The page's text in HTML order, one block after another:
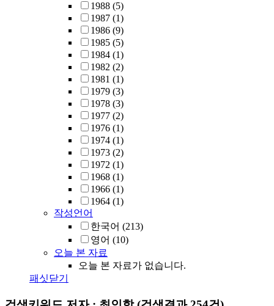
1988 (5)
1987 (1)
1986 (9)
1985 (5)
1984 (1)
1982 (2)
1981 (1)
1979 (3)
1978 (3)
1977 (2)
1976 (1)
1974 (1)
1973 (2)
1972 (1)
1968 (1)
1966 (1)
1964 (1)
작성언어
한국어 (213)
영어 (10)
오늘 본 자료
오늘 본 자료가 없습니다.
패싯닫기